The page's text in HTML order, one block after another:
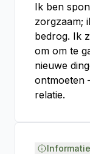
Ik ben
zorgzaam;
bedrog. Ik
om om te
nieuwe
ontmoeten
relatie.
Informatie